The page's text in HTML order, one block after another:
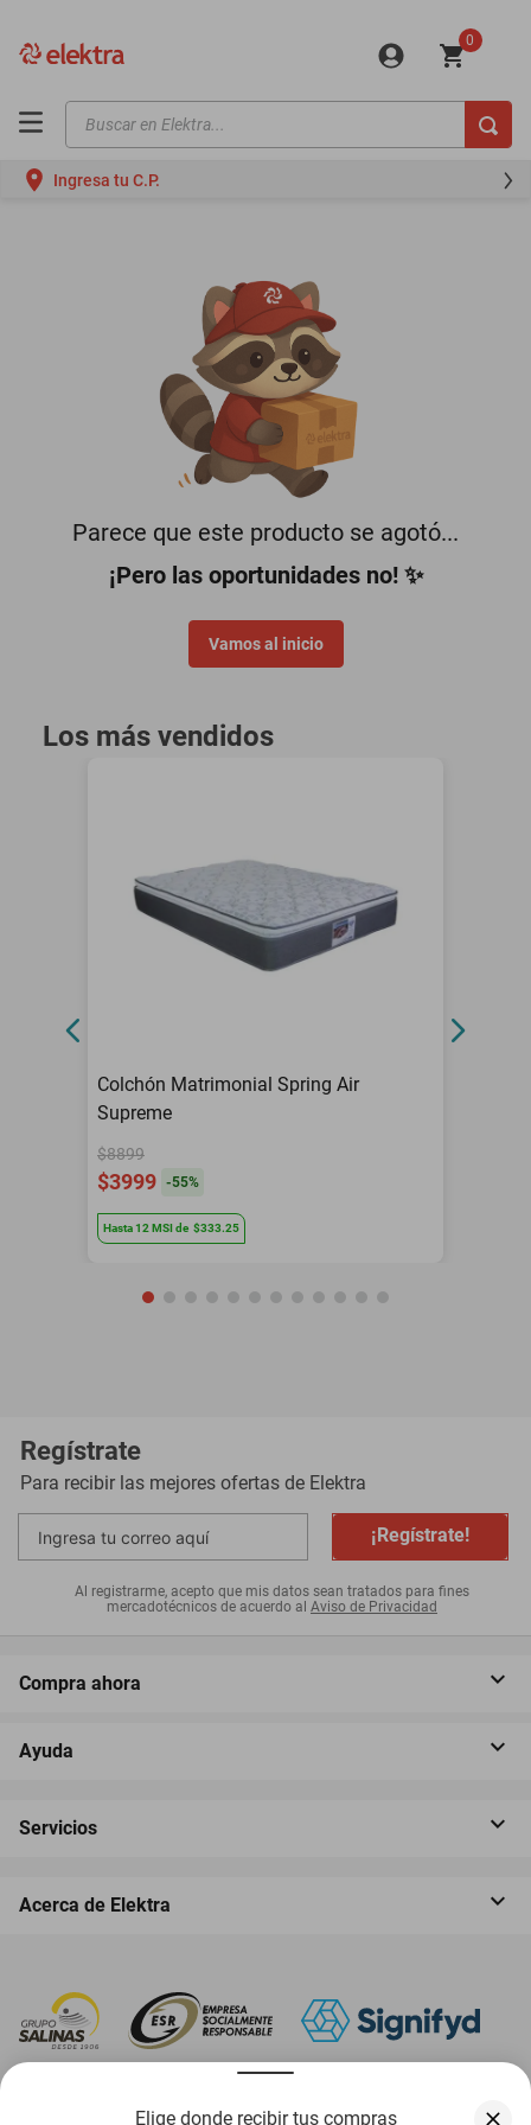
0
Buscar en Elektra...
Elige donde recibir tus compras
Ingresa tu C.P.
Parece que este producto se agotó...
¡Pero las oportunidades no! ✨
Vamos al inicio
Los más vendidos
Colchón Matrimonial Spring Air
Supreme
$8899
$3999 -55%
Hasta12 MSIde $333.25
Regístrate
Para recibir las mejores ofertas de Elektra
¡Regístrate!
Al registrarme, acepto que mis datos sean tratados para fines
mercadotécnicos de acuerdo al Aviso de Privacidad
Compra ahora
Ayuda
Servicios
Acerca de Elektra
motos
oppo
motoneta